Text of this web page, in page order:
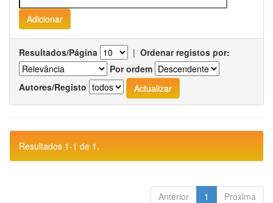
Resultados/Página | Ordenar registos por:
Por ordem
Autores/Registo
Resultados 1-1 de 1.
Anterior 1 Próxima